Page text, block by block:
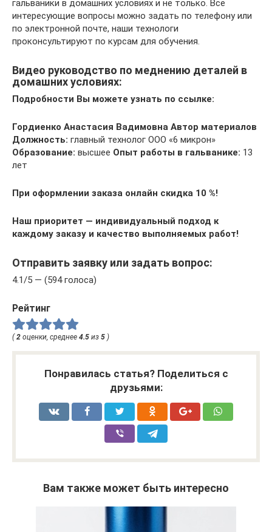
гальваники в домашних условиях и не только. Все
интересующие вопросы можно задать по телефону или
по электронной почте, наши технологи
проконсультируют по курсам для обучения.
Видео руководство по меднению деталей в
домашних условиях:
Подробности Вы можете узнать по ссылке:
Гордиенко Анастасия Вадимовна Автор материалов
Должность: главный технолог ООО «6 микрон»
Образование: высшее Опыт работы в гальванике: 13
лет
При оформлении заказа онлайн скидка 10 %!
Наш приоритет — индивидуальный подход к
каждому заказу и качество выполняемых работ!
Отправить заявку или задать вопрос:
4.1/5 — (594 голоса)
Рейтинг
(2 оценки, среднее 4.5 из 5 )
Понравилась статья? Поделиться с
друзьями:
Вам также может быть интересно